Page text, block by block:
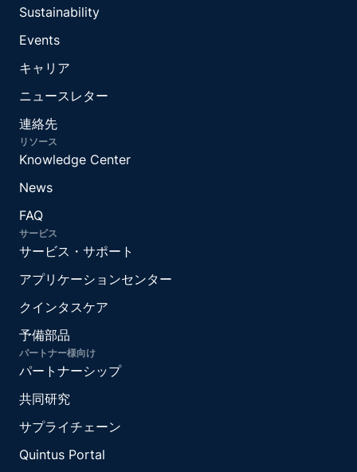
Sustainability
Events
キャリア
ニュースレター
連絡先
リソース
Knowledge Center
News
FAQ
サービス
サービス・サポート
アプリケーションセンター
クインタスケア
予備部品
パートナー様向け
パートナーシップ
共同研究
サプライチェーン
Quintus Portal